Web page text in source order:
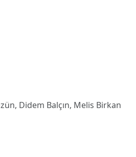
Didem Balçın, Melis Birkan